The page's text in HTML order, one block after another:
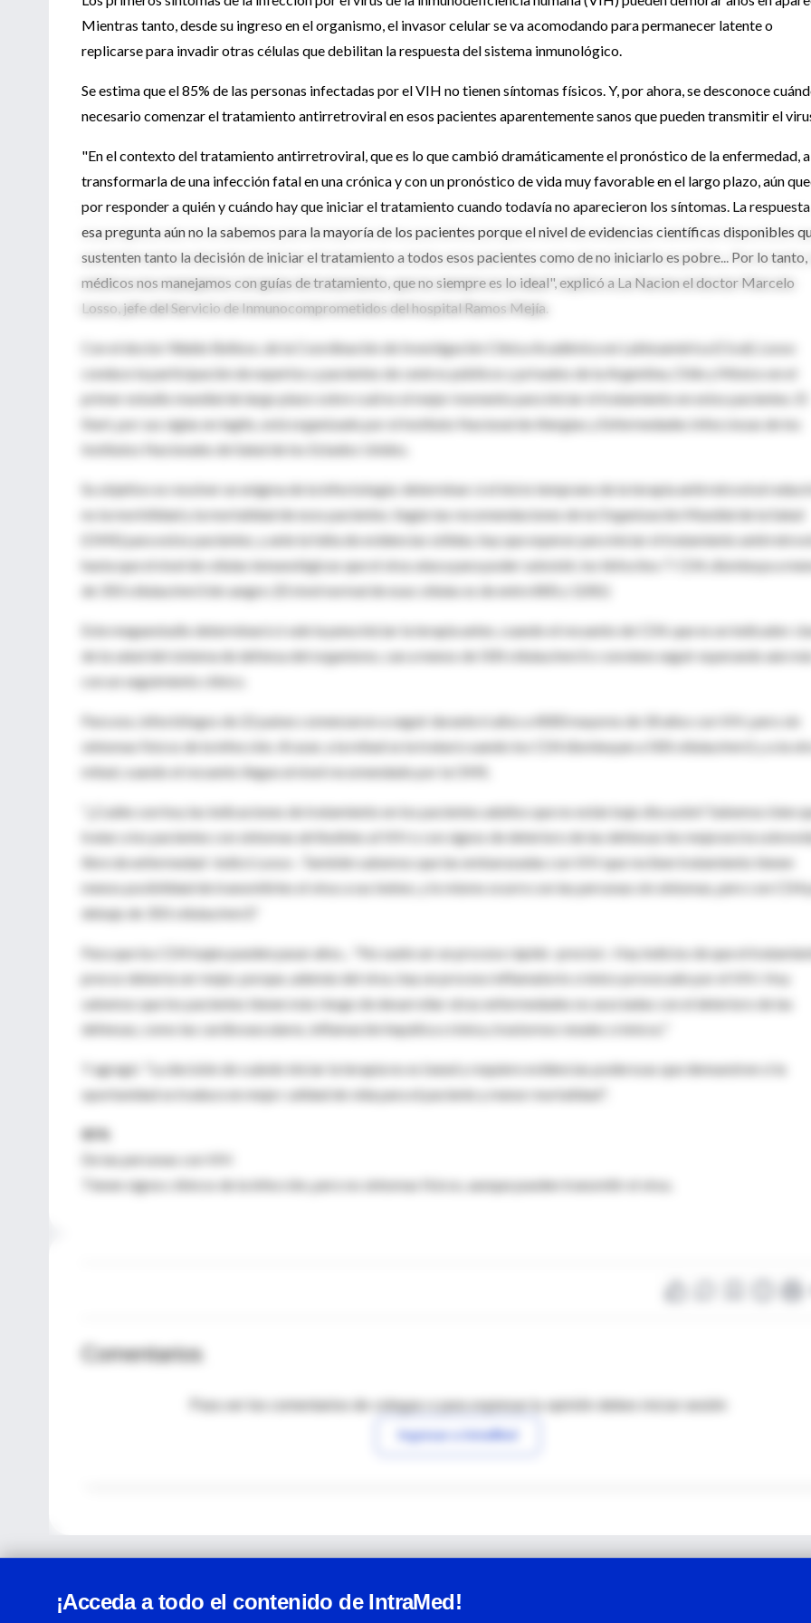
Mientras tanto, desde su ingreso en el organismo, el invasor celular se va acomodando para permanecer latente o
replicarse para invadir otras células que debilitan la respuesta del sistema inmunológico.
Se estima que el 85% de las personas infectadas por el VIH no tienen síntomas físicos. Y, por ahora, se desconoce
necesario comenzar el tratamiento antirretroviral en esos pacientes aparentemente sanos que pueden transmitir el
"En el contexto del tratamiento antirretroviral, que es lo que cambió dramáticamente el pronóstico de la enfermedad,
transformarla de una infección fatal en una crónica y con un pronóstico de vida muy favorable en el largo plazo, aún
por responder a quién y cuándo hay que iniciar el tratamiento cuando todavía no aparecieron los síntomas. La
esa pregunta aún no la sabemos para la mayoría de los pacientes porque el nivel de evidencias científicas disponibles
sustenten tanto la decisión de iniciar el tratamiento a todos esos pacientes como de no iniciarlo es pobre... Por lo tanto,
médicos nos manejamos con guías de tratamiento, que no siempre es lo ideal", explicó a La Nacion el doctor Marcelo
Losso, jefe del Servicio de Inmunocomprometidos del hospital Ramos Mejía.
Con el doctor Waldo Belloso, de la Coordinación de Investigación Clínica Académica en Latinoamérica (Cical), Losso
conduce la participación de expertos y pacientes de centros públicos y privados de la Argentina, Chile y México en el
primer estudio mundial de largo plazo sobre cuál es el mejor momento para iniciar el tratamiento en estos pacientes. El
Start, por sus siglas en inglés, está organizado por el Instituto Nacional de Alergias y Enfermedades Infecciosas de los
Institutos Nacionales de Salud de los Estados Unidos.
Su objetivo es resolver un enigma de la infectología: determinar si el inicio temprano de la terapia antirretroviral
no la morbilidad y la mortalidad de esos pacientes. Según las recomendaciones de la Organización Mundial de la Salud
(OMS) para estos pacientes, y ante la falta de evidencias sólidas, hay que esperar para iniciar el tratamiento
hasta que el nivel de células inmunológicas que el virus ataca para poder subsistir, los linfocitos T CD4, disminuya a
de 350 células/mm3 de sangre. (El nivel normal de esas células es de entre 800 y 1200.)
Este megaestudio determinará si vale la pena iniciar la terapia antes, cuando el recuento de CD4, que es un indicador
de la salud del sistema de defensa del organismo, cae a menos de 500 células/mm3 o conviene seguir esperando aún
con un seguimiento clínico.
Para eso, infectólogos de 22 países comenzaron a seguir durante 6 años a 4000 mayores de 18 años con VIH, pero sin
síntomas físicos de la infección. Al azar, a la mitad se la tratará cuando los CD4 disminuyan a 500 células/mm3, y a la
mitad, cuando el recuento llegue al nivel recomendado por la OMS.
"¿Cuáles son hoy las indicaciones de tratamiento en los pacientes adultos que no están bajo discusión? Sabemos bien
tratar a los pacientes con síntomas atribuibles al VIH o con signos de deterioro de las defensas les mejorará la
libre de enfermedad -indicó Losso-. También sabemos que las embarazadas con VIH que reciben tratamiento tienen
menos posibilidad de transmitirles el virus a sus bebes, y lo mismo ocurre con las personas sin síntomas, pero con CD4
debajo de 350 células/mm3."
Para que los CD4 bajen pueden pasar años... "No suele ser un proceso rápido -precisó-. Hay indicios de que el
precoz debería ser mejor, porque, además del virus, hay un proceso inflamatorio crónico provocado por el VIH. Hoy
sabemos que los pacientes tienen más riesgo de desarrollar otras enfermedades no asociadas con el deterioro de las
defensas, como las cardiovasculares, inflamación hepática crónica, trastornos renales crónicos."
Y agregó: "La decisión de cuándo iniciar la terapia no es banal y requiere evidencias poderosas que demuestren si la
oportunidad se traduce en mejor calidad de vida para el paciente y menor mortalidad".
85%
De las personas con VIH
Tienen signos clínicos de la infección, pero no síntomas físicos, aunque pueden transmitir el virus.
Comentarios
Para ver los comentarios de colegas o para expresar tu opinión debes iniciar sesión
Ingresar a IntraMed
¡Acceda a todo el contenido de IntraMed!